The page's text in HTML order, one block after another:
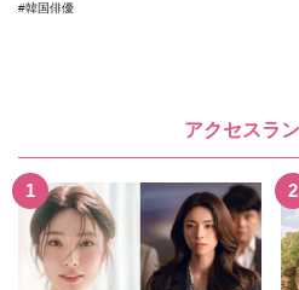
韓国俳優
アクセスラ